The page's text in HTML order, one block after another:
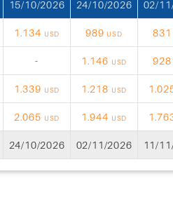
15/10/2026 24/10/2026 02/
1.134 USD 989 USD
- 1.146 USD
1.339 USD 1.218 USD
2.065 USD 1.944 USD
24/10/2026 02/11/2026 11/